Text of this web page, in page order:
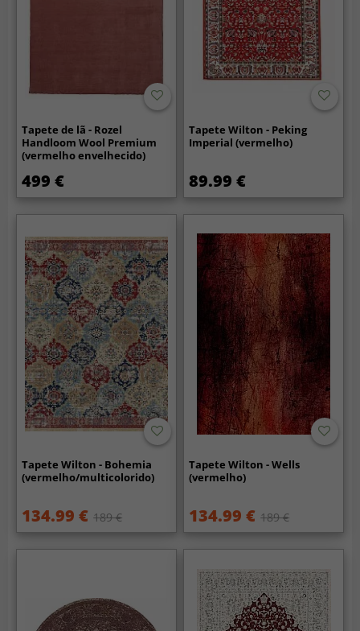
Tapete de lã - Rozel
Handloom Wool Premium
(vermelho envelhecido)
499 €
Tapete Wilton - Peking
Imperial (vermelho)
89.99 €
Tapete Wilton - Bohemia
(vermelho/multicolorido)
134.99 € 189 €
Tapete Wilton - Wells
(vermelho)
134.99 € 189 €